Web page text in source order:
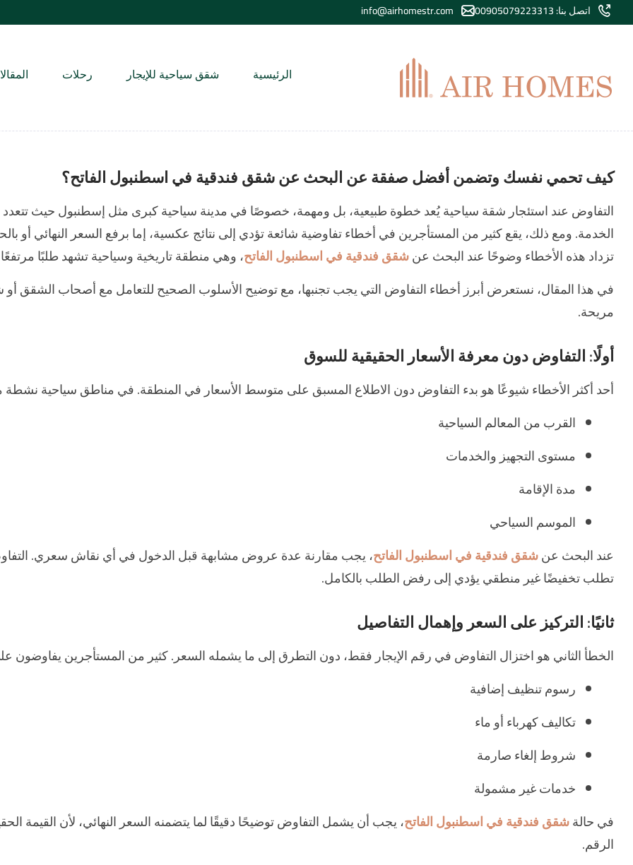
اتصل بنا: 00905079223313 info@airhomestr.com
الرئيسية شقق سياحية للإيجار رحلات
كيف تحمي نفسك وتضمن أفضل صفقة عن البحث عن شقق فندقية في اسطنبول الفاتح؟
التفاوض عند استئجار شقة سياحية يُعد خطوة طبيعية، بل ومهمة، خصوصًا في مدينة سياحية كبرى مثل إسطنبول حيث
الخدمة. ومع ذلك، يقع كثير من المستأجرين في أخطاء تفاوضية شائعة تؤدي إلى نتائج عكسية، إما برفع السعر النهائي أو
تزداد هذه الأخطاء وضوحًا عند البحث عنشقق فندقية في اسطنبول الفاتح، وهي منطقة تاريخية وسياحية تشهد طلبًا
في هذا المقال، نستعرض أبرز أخطاء التفاوض التي يجب تجنبها، مع توضيح الأسلوب الصحيح للتعامل مع أصحاب الشقق
مريحة.
أولًا: التفاوض دون معرفة الأسعار الحقيقية للسوق
أحد أكثر الأخطاء شيوعًا هو بدء التفاوض دون الاطلاع المسبق على متوسط الأسعار في المنطقة. في مناطق سياحية نشطة
القرب من المعالم السياحية
مستوى التجهيز والخدمات
مدة الإقامة
الموسم السياحي
عند البحث عنشقق فندقية في اسطنبول الفاتح، يجب مقارنة عدة عروض مشابهة قبل الدخول في أي نقاش سعري.
تطلب تخفيضًا غير منطقي يؤدي إلى رفض الطلب بالكامل.
ثانيًا: التركيز على السعر وإهمال التفاصيل
الخطأ الثاني هو اختزال التفاوض في رقم الإيجار فقط، دون التطرق إلى ما يشمله السعر. كثير من المستأجرين يفاوضون
رسوم تنظيف إضافية
تكاليف كهرباء أو ماء
شروط إلغاء صارمة
خدمات غير مشمولة
في حالةشقق فندقية في اسطنبول الفاتح، يجب أن يشمل التفاوض توضيحًا دقيقًا لما يتضمنه السعر النهائي، لأن القيمة
الرقم.